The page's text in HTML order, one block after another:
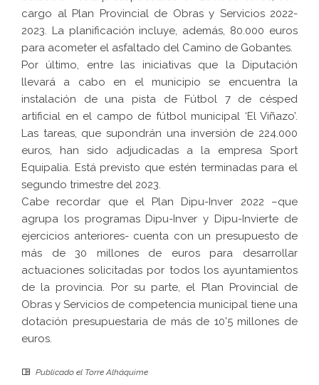
cargo al Plan Provincial de Obras y Servicios 2022-
2023. La planificación incluye, además, 80.000 euros
para acometer el asfaltado del Camino de Gobantes.
Por último, entre las iniciativas que la Diputación
llevará a cabo en el municipio se encuentra la
instalación de una pista de Fútbol 7 de césped
artificial en el campo de fútbol municipal ‘El Viñazo’.
Las tareas, que supondrán una inversión de 224.000
euros, han sido adjudicadas a la empresa Sport
Equipalia. Está previsto que estén terminadas para el
segundo trimestre del 2023.
Cabe recordar que el Plan Dipu-Inver 2022 –que
agrupa los programas Dipu-Inver y Dipu-Invierte de
ejercicios anteriores- cuenta con un presupuesto de
más de 30 millones de euros para desarrollar
actuaciones solicitadas por todos los ayuntamientos
de la provincia. Por su parte, el Plan Provincial de
Obras y Servicios de competencia municipal tiene una
dotación presupuestaria de más de 10’5 millones de
euros.
Publicado el Torre Alháquime